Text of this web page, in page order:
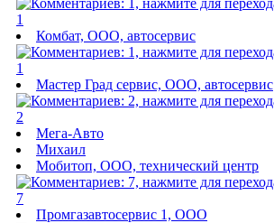
1
Комбат, ООО, автосервис
1
Мастер Град сервис, ООО, автосервис
2
Мега-Авто
Михаил
Мобитоп, ООО, технический центр
7
Промгазавтосервис 1, ООО